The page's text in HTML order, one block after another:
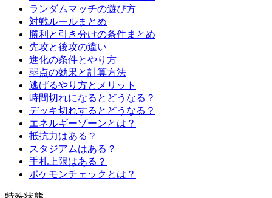
ランダムマッチの遊び方
対戦ルールまとめ
勝利と引き分けの条件まとめ
先攻と後攻の違い
進化の条件とやり方
弱点の効果と計算方法
逃げるやり方とメリット
時間切れになるとどうなる？
デッキ切れするとどうなる？
エネルギーゾーンとは？
抵抗力はある？
スタジアムはある？
手札上限はある？
ポケモンチェックとは？